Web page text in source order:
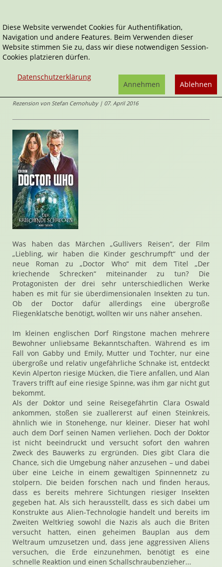
Home Belletristik Der kriechende Schrecken
Doctor Who
Der kriechende Schrecken
Rezension von Stefan Cernohuby | 07. April 2016
Was haben das Märchen „Gullivers Reisen“, der Film
„Liebling, wir haben die Kinder geschrumpft“ und der
neue Roman zu „Doctor Who“ mit dem Titel „Der
kriechende Schrecken“ miteinander zu tun? Die
Protagonisten der drei sehr unterschiedlichen Werke
haben es mit für sie überdimensionalen Insekten zu tun.
Ob der Doctor dafür allerdings eine übergroße
Fliegenklatsche benötigt, wollten wir uns näher ansehen.
Im kleinen englischen Dorf Ringstone machen mehrere
Bewohner unliebsame Bekanntschaften. Während es im
Fall von Gabby und Emily, Mutter und Tochter, nur eine
übergroße und relativ ungefährliche Schnake ist, entdeckt
Kevin Alperton riesige Mücken, die Tiere anfallen, und Alan
Travers trifft auf eine riesige Spinne, was ihm gar nicht gut
bekommt.
Als der Doktor und seine Reisegefährtin Clara Oswald
ankommen, stoßen sie zuallererst auf einen Steinkreis,
ähnlich wie in Stonehenge, nur kleiner. Dieser hat wohl
auch dem Dorf seinen Namen verliehen. Doch der Doktor
ist nicht beeindruckt und versucht sofort den wahren
Zweck des Bauwerks zu ergründen. Dies gibt Clara die
Chance, sich die Umgebung näher anzusehen – und dabei
über eine Leiche in einem gewaltigen Spinnennetz zu
stolpern. Die beiden forschen nach und finden heraus,
dass es bereits mehrere Sichtungen riesiger Insekten
gegeben hat. Als sich herausstellt, dass es sich dabei um
Konstrukte aus Alien-Technologie handelt und bereits im
Zweiten Weltkrieg sowohl die Nazis als auch die Briten
versucht hatten, einen geheimen Bauplan aus dem
Weltraum umzusetzen und, dass jene aggressiven Aliens
versuchen, die Erde einzunehmen, benötigt es eine
schnelle Reaktion und einen Schallschraubenzieher...
Diese Website verwendet Cookies für Authentifikation,
Navigation und andere Features. Beim Verwenden dieser
Website stimmen Sie zu, dass wir diese notwendigen Session-
Cookies platzieren dürfen.
Datenschutzerklärung
Ablehnen
Annehmen